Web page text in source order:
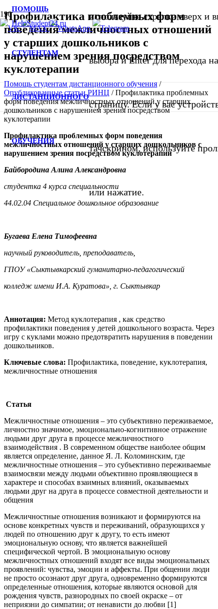
ПОМОЩЬ
СТУДЕНТАМ
ДИСТАНЦИОННОГО
ОБУЧЕНИЯ
используйте стрелки вверх и
выбора и Enter для перехода
страницу. Если у вас
тачскрином, используйте
или нажатие.
Профилактика проблемных форм
поведения межличностных отношений
у старших дошкольников с
нарушением зрения посредством
куклотерапии
Помощь студентам дистанционного обучения /
Опубликованные статьи РИНЦ /Профилактика проблемных
форм поведения межличностных отношений у старших
дошкольников с нарушением зрения посредством
куклотерапии
Профилактика проблемных форм поведения
межличностных отношений у старших дошкольников с
нарушением зрения посредством куклотерапии
Байбородина Алина Александровна
студентка 4 курса специальности
44.02.04 Специальное дошкольное образование
Бугаева Елена Тимофеевна
научный руководитель, преподаватель,
ГПОУ «Сыктывкарский гуманитарно-педагогический
колледж имени И.А. Куратова», г. Сыктывкар
Аннотация: Метод куклотерапия , как средство
профилактики поведения у детей дошкольного возраста. Через
игру с куклами можно предотвратить нарушения в поведении
дошкольников.
Ключевые слова: Профилактика, поведение, куклотерапия,
межличностные отношения
Статья
Межличностные отношения – это субъективно переживаемое,
личностно значимое, эмоционально-когнитивное отражение
людьми друг друга в процессе межличностного
взаимодействия . В современном обществе наиболее общим
является определение, данное Я. Л. Коломинским, где
межличностные отношения – это субъективно переживаемые
взаимосвязи между людьми объективно проявляющиеся в
характере и способах взаимных влияний, оказываемых
людьми друг на друга в процессе совместной деятельности и
общения
Межличностные отношения возникают и формируются на
основе конкретных чувств и переживаний, образующихся у
людей по отношению друг к другу, то есть имеют
эмоциональную основу, что является важнейшей
специфической чертой. В эмоциональную основу
межличностных отношений входят все виды эмоциональных
проявлений: чувства, эмоции и аффекты. При общении люди
не просто осознают друг друга, одновременно формируются
определенные отношения, которые являются основой для
рождения чувств, разнородных по своей окраске – от
неприязни до симпатии; от ненависти до любви [1]